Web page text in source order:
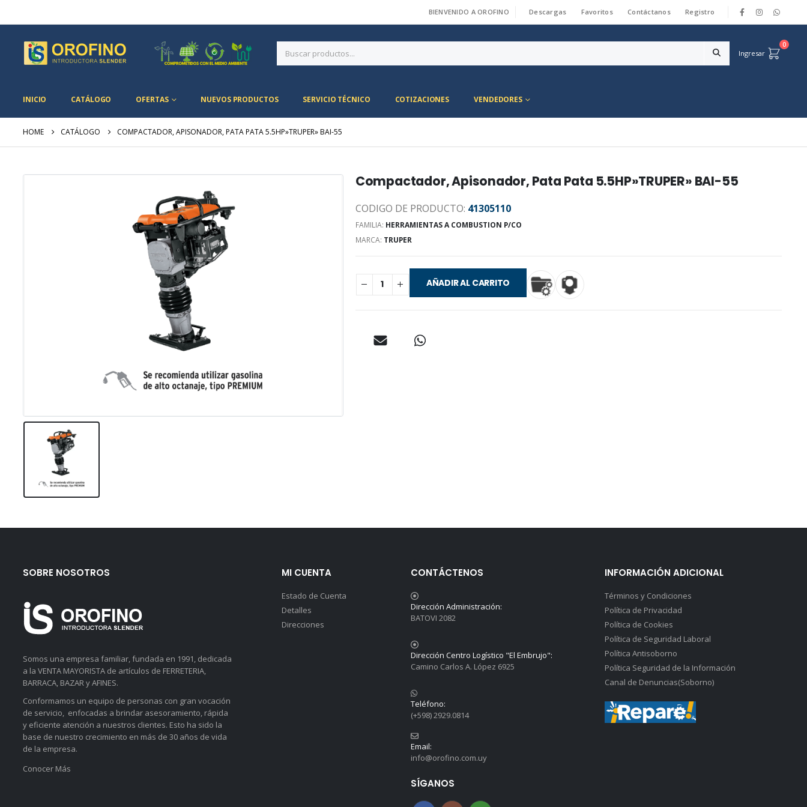
BIENVENIDO A OROFINO Descargas Favoritos Contáctanos Registro
Ingresar
0
INICIO CATÁLOGO OFERTAS NUEVOS PRODUCTOS SERVICIO TÉCNICO COTIZACIONES VENDEDORES
HOME CATÁLOGO COMPACTADOR, APISONADOR, PATA PATA 5.5HP»TRUPER» BAI-55
Compactador, Apisonador, Pata Pata 5.5HP»TRUPER» BAI-55
CODIGO DE PRODUCTO: 41305110
FAMILIA: HERRAMIENTAS A COMBUSTION P/CO
MARCA: TRUPER
AÑADIR AL CARRITO
SOBRE NOSOTROS
Somos una empresa familiar, fundada en 1991, dedicada
a la VENTA MAYORISTA de artículos de FERRETERIA,
BARRACA, BAZAR y AFINES.
Conformamos un equipo de personas con gran vocación
de servicio, enfocadas a brindar asesoramiento, rápida
y eficiente atención a nuestros clientes. Esto ha sido la
base de nuestro crecimiento en más de 30 años de vida
de la empresa.
Conocer Más
MI CUENTA
Estado de Cuenta
Detalles
Direcciones
CONTÁCTENOS
Dirección Administración:
BATOVI 2082
Dirección Centro Logístico "El Embrujo":
Camino Carlos A. López 6925
Teléfono:
(+598) 2929.0814
Email:
info@orofino.com.uy
SÍGANOS
INFORMACIÓN ADICIONAL
Términos y Condiciones
Política de Privacidad
Política de Cookies
Política de Seguridad Laboral
Política Antisoborno
Política Seguridad de la Información
Canal de Denuncias(Soborno)